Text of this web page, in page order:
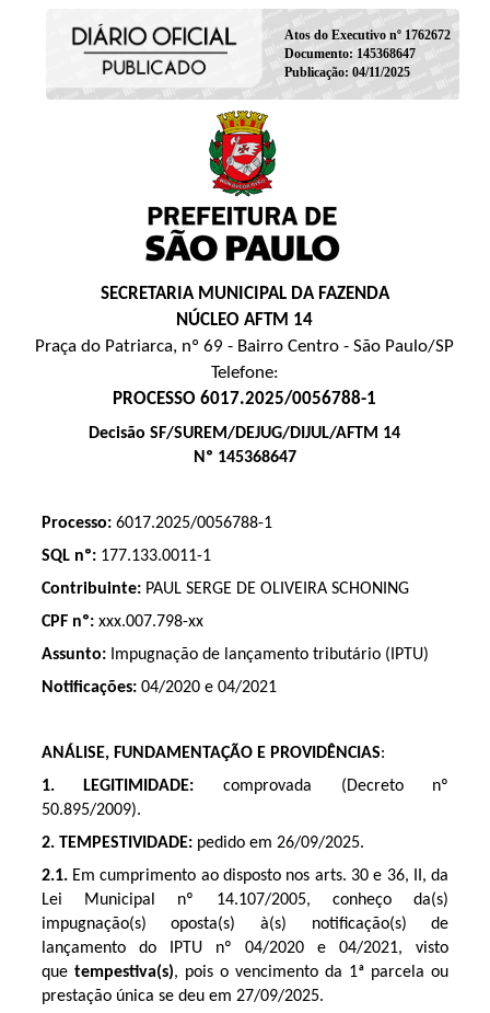
Atos do Executivo nº 1762672
Documento: 145368647
Publicação: 04/11/2025
SECRETARIA MUNICIPAL DA FAZENDA
NÚCLEO AFTM 14
Praça do Patriarca, nº 69 - Bairro Centro - São Paulo/SP
Telefone:
PROCESSO 6017.2025/0056788-1
Decisão SF/SUREM/DEJUG/DIJUL/AFTM 14
Nº 145368647
Processo: 6017.2025/0056788-1
SQL nº: 177.133.0011-1
Contribuinte: PAUL SERGE DE OLIVEIRA SCHONING
CPF nº: xxx.007.798-xx
Assunto: Impugnação de lançamento tributário (IPTU)
Notificações: 04/2020 e 04/2021
ANÁLISE, FUNDAMENTAÇÃO E PROVIDÊNCIAS:
1. LEGITIMIDADE: comprovada (Decreto nº
50.895/2009).
2. TEMPESTIVIDADE:pedido em 26/09/2025.
2.1.Em cumprimento ao disposto nos arts. 30 e 36, II, da
Lei Municipal nº 14.107/2005, conheço da(s)
impugnação(s) oposta(s) à(s) notificação(s) de
lançamento do IPTU nº 04/2020 e 04/2021, visto
que tempestiva(s), pois o vencimento da 1ª parcela ou
prestação única se deu em 27/09/2025.